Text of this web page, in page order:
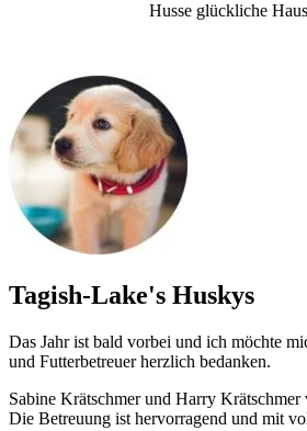
Husse glückliche
Tagish-Lake's Huskys
Das Jahr ist bald vorbei und ich möchte
und Futterbetreuer herzlich bedanken.
Sabine Krätschmer und Harry
Die Betreuung ist hervorragend und mit